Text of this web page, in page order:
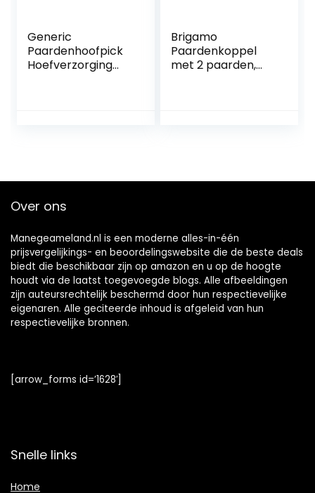
Generic
Paardenhoofpick
Hoefverzorging
Kleur)
Brigamo
Paardenkoppel
met 2 paarden,
Over ons
Manegeameland.nl is een moderne alles-in-één
prijsvergelijkings- en beoordelingswebsite die de beste deals
biedt die beschikbaar zijn op amazon en u op de hoogte
houdt via de laatst toegevoegde blogs. Alle afbeeldingen
zijn auteursrechtelijk beschermd door hun respectievelijke
eigenaren. Alle geciteerde inhoud is afgeleid van hun
respectievelijke bronnen.
[arrow_forms id=’1628′]
Snelle links
Home